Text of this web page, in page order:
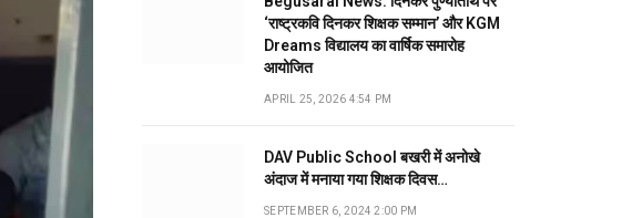
‘राष्ट्रकवि दिनकर शिक्षक सम्मान’ और KGM
Dreams विद्यालय का वार्षिक समारोह
आयोजित
APRIL 25, 2026 4:54 PM
DAV Public School बखरी में अनोखे
अंदाज में मनाया गया शिक्षक दिवस…
SEPTEMBER 6, 2024 2:00 PM